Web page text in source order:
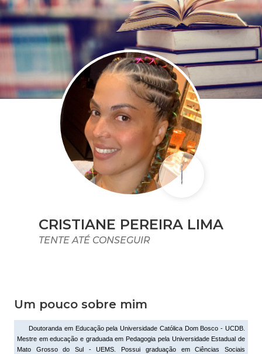
CRISTIANE PEREIRA LIMA
TENTE ATÉ CONSEGUIR
Um pouco sobre mim
Doutoranda em Educação pela Universidade Católica Dom Bosco - UCDB.
Mestre em educação e graduada em Pedagogia pela Universidade Estadual de
Mato Grosso do Sul - UEMS. Possui graduação em Ciências Sociais